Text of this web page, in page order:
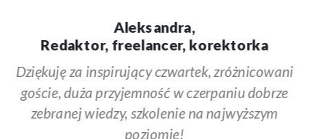
Aleksandra,
Redaktor, freelancer, korektorka
Dziękuję za inspirujący czwartek, zróżnicowani
goście, duża przyjemność w czerpaniu dobrze
zebranej wiedzy, szkolenie na najwyższym
poziomie!